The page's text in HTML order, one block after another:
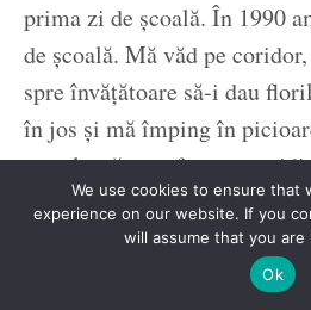
prima zi de şcoală. În 1990
de şcoală. Mă văd pe
spre învăţătoare să-i dau
în jos şi mă împing în
se apleacă spre faţa mea,
puţin capul doar ca să nu-l
Buchetul meu s-a desfăcut
e tot ce îmi amintesc din
We use cookies to ensure that
experience on our website. If you
will assume that you
Ok